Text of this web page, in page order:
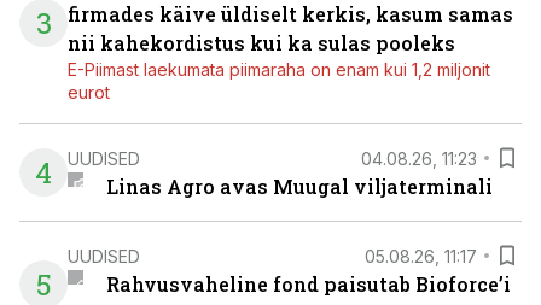
3
firmades käive üldiselt kerkis, kasum samas
nii kahekordistus kui ka sulas pooleks
E-Piimast laekumata piimaraha on enam kui 1,2 miljonit
eurot
4 UUDISED 04.08.26, 11:23
Linas Agro avas Muugal viljaterminali
5
UUDISED 05.08.26, 11:17
Rahvusvaheline fond paisutab Bioforce’i